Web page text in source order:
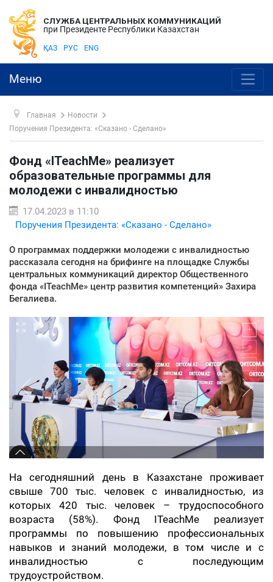
СЛУЖБА ЦЕНТРАЛЬНЫХ КОММУНИКАЦИЙ
при Президенте Республики Казахстан
ҚАЗ РУС ENG
Меню
Главная
Новости
Поручения Президента: «Сказано - Сделано»
Фонд «ITeachMe» реализует
образовательные программы для
молодежи с инвалидностью
17.04.2023 в 11:10
Поручения Президента: «Сказано - Сделано»
О программах поддержки молодежи с инвалидностью
рассказала сегодня на брифинге на площадке Службы
центральных коммуникаций директор Общественного
фонда «ITeachMe» центр развития компетенций» Захира
Бегалиева.
На сегодняшний день в Казахстане проживает
свыше 700 тыс. человек с инвалидностью, из
которых 420 тыс. человек – трудоспособного
возраста (58%). Фонд ITeachMe реализует
программы по повышению профессиональных
навыков и знаний молодежи, в том числе и с
инвалидностью с последующим
трудоустройством.